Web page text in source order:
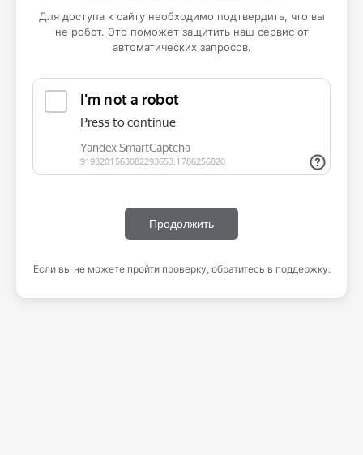
Для доступа к сайту необходимо подтвердить, что вы
не робот. Это поможет защитить наш сервис от
автоматических запросов.
Продолжить
Если вы не можете пройти проверку, обратитесь в поддержку.